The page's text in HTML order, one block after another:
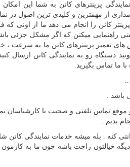
پرینترهای کانن به شما این امکان
از مهمترین و کلیدی ترین اصول در
کانن را انجام می دهد ما از اونی
راهنمایی میکنن که اگر مشکل جزئی
های تعمیر پرینترهای کانن ما به سرعت
رو به نمایندگی کانن ارسال کنید
ما تماس بگیرید.
..
باشد .
تماس تلفنی و صحبت با کارشناسان
بدیم .
کنه . بله میشه خدمات نمایندگی کانن
خیالتون راحت باشه چون ما به